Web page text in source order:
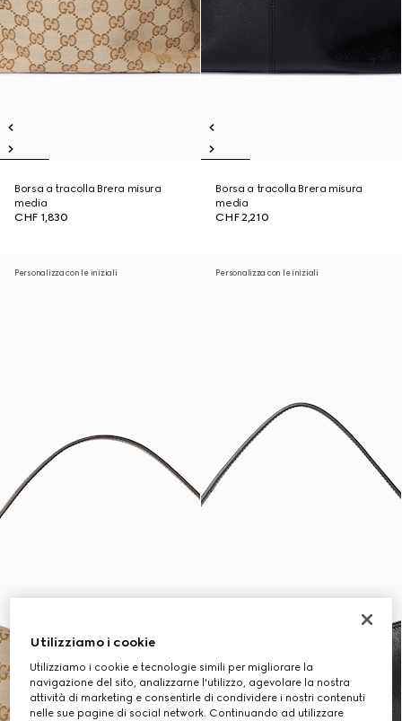
Borsa a tracolla Brera misura
media
CHF 1,830
Borsa a tracolla Brera misura
media
CHF 2,210
Personalizza con le iniziali Personalizza con le iniziali
Utilizziamo i cookie
Utilizziamo i cookie e tecnologie simili per migliorare la
navigazione del sito, analizzarne l'utilizzo, agevolare la nostra
attività di marketing e consentirle di condividere i nostri contenuti
nelle sue pagine di social network. Continuando ad utilizzare